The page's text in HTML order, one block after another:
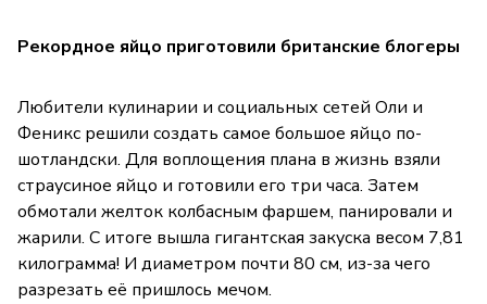
Рекордное яйцо приготовили британские блогеры
Любители кулинарии и социальных сетей Оли и
Феникс решили создать самое большое яйцо по-
шотландски. Для воплощения плана в жизнь взяли
страусиное яйцо и готовили его три часа. Затем
обмотали желток колбасным фаршем, панировали и
жарили. С итоге вышла гигантская закуска весом 7,81
килограмма! И диаметром почти 80 см, из-за чего
разрезать её пришлось мечом.